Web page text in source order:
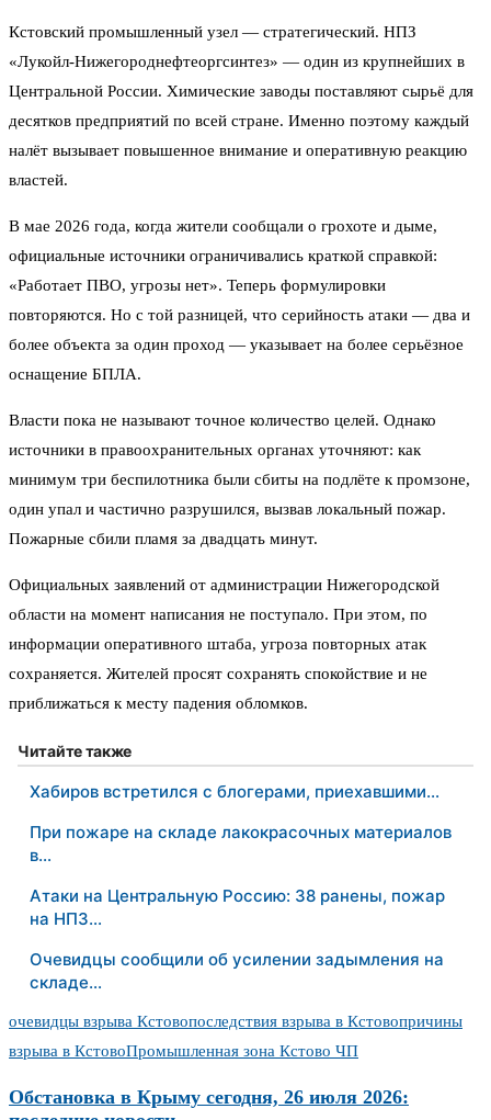
Кстовский промышленный узел — стратегический. НПЗ
«Лукойл-Нижегороднефтеоргсинтез» — один из крупнейших в
Центральной России. Химические заводы поставляют сырьё для
десятков предприятий по всей стране. Именно поэтому каждый
налёт вызывает повышенное внимание и оперативную реакцию
властей.
В мае 2026 года, когда жители сообщали о грохоте и дыме,
официальные источники ограничивались краткой справкой:
«Работает ПВО, угрозы нет». Теперь формулировки
повторяются. Но с той разницей, что серийность атаки — два и
более объекта за один проход — указывает на более серьёзное
оснащение БПЛА.
Власти пока не называют точное количество целей. Однако
источники в правоохранительных органах уточняют: как
минимум три беспилотника были сбиты на подлёте к промзоне,
один упал и частично разрушился, вызвав локальный пожар.
Пожарные сбили пламя за двадцать минут.
Официальных заявлений от администрации Нижегородской
области на момент написания не поступало. При этом, по
информации оперативного штаба, угроза повторных атак
сохраняется. Жителей просят сохранять спокойствие и не
приближаться к месту падения обломков.
Читайте также
Хабиров встретился с блогерами, приехавшими…
При пожаре на складе лакокрасочных материалов
в…
Атаки на Центральную Россию: 38 ранены, пожар
на НПЗ…
Очевидцы сообщили об усилении задымления на
складе…
очевидцы взрыва Кстовопоследствия взрыва в Кстовопричины
взрыва в КстовоПромышленная зона Кстово ЧП
Обстановка в Крыму сегодня, 26 июля 2026: